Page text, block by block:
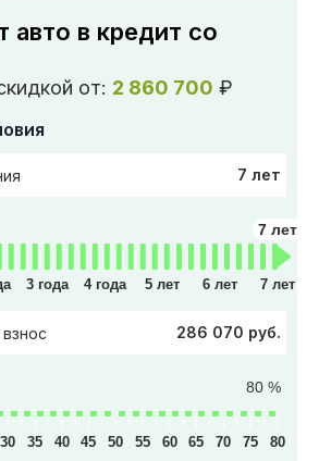
авто в кредит со
от: 2 860 700 ₽
7 лет
7 лет
3 года 4 года 5 лет 6 лет 7 лет
286 070 руб.
80 %
30 35 40 45 50 55 60 65 70 75 80